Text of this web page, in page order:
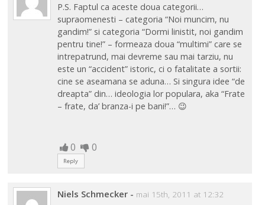
P.S. Faptul ca aceste doua categorii…
supraomenesti – categoria “Noi muncim, nu
gandim!” si categoria “Dormi linistit, noi gandim
pentru tine!” – formeaza doua “multimi” care se
intrepatrund, mai devreme sau mai tarziu, nu
este un “accident” istoric, ci o fatalitate a sortii:
cine se aseamana se aduna… Si singura idee “de
dreapta” din… ideologia lor populara, aka “Frate
– frate, da’ branza-i pe bani!”… 😉
0 0
Reply
Niels Schmecker - mai 15th, 2011 at 12:32